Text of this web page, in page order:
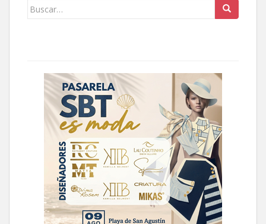
Buscar: